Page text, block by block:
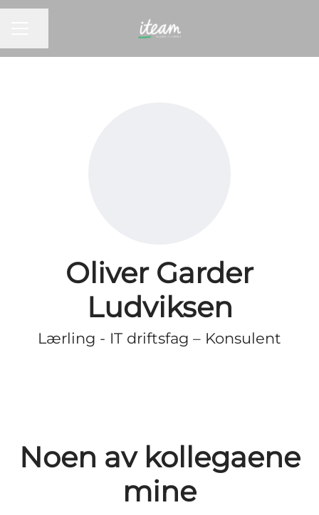
Oliver Garder
Ludviksen
Lærling - IT driftsfag – Konsulent
Noen av kollegaene
mine